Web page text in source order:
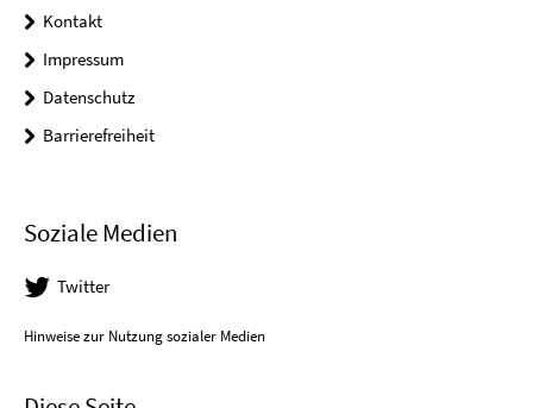
Kontakt
Impressum
Datenschutz
Barrierefreiheit
Soziale Medien
Twitter
Hinweise zur Nutzung sozialer Medien